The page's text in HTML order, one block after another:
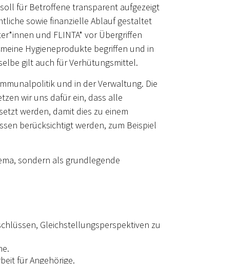
für Betroffene transparent aufgezeigt
sowie finanzielle Ablauf gestaltet
und FLINTA* vor Übergriffen
Hygieneprodukte begriffen und in
gilt auch für Verhütungsmittel.
und in der Verwaltung. Die
wir uns dafür ein, dass alle
werden, damit dies zu einem
berücksichtigt werden, zum Beispiel
sondern als grundlegende
Gleichstellungsperspektiven zu
für Angehörige.